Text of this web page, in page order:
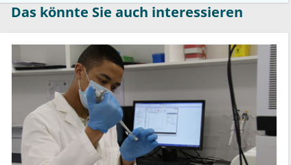
Das könnte Sie auch interessieren